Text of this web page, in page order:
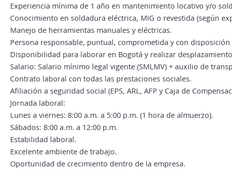
Experiencia mínima de 1 año en mantenimiento locativo y/o
Conocimiento en soldadura eléctrica, MIG o revestida (según
Manejo de herramientas manuales y eléctricas.
Persona responsable, puntual, comprometida y con
Disponibilidad para laborar en Bogotá y realizar
Salario: Salario mínimo legal vigente (SMLMV) + auxilio de
Contrato laboral con todas las prestaciones sociales.
Afiliación a seguridad social (EPS, ARL, AFP y Caja de
Jornada laboral:
Lunes a viernes: 8:00 a.m. a 5:00 p.m. (1 hora de almuerzo).
Sábados: 8:00 a.m. a 12:00 p.m.
Estabilidad laboral.
Excelente ambiente de trabajo.
Oportunidad de crecimiento dentro de la empresa.